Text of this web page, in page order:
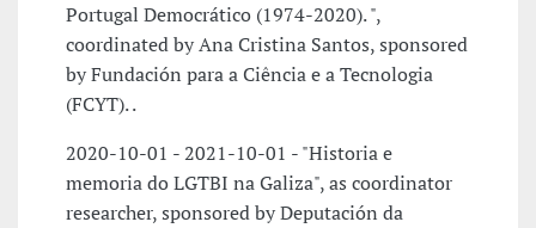
Portugal Democrático (1974-2020). ",
coordinated by Ana Cristina Santos, sponsored
by Fundación para a Ciência e a Tecnologia
(FCYT). .
2020-10-01 - 2021-10-01 - "Historia e
memoria do LGTBI na Galiza", as coordinator
researcher, sponsored by Deputación da